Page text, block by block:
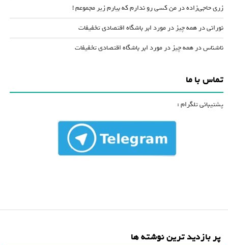
زری حاجی‌زادهدرمن کسی رو ندارم که بیارم زیر مجموعم !
نورانیدرهمه چیز در مورد ابر باشگاه اقتصادی تخفیفات
ناشناسدرهمه چیز در مورد ابر باشگاه اقتصادی تخفیفات
تماس با ما
پشتیبانی تلگرام :
پر بازدید ترین نوشته ها